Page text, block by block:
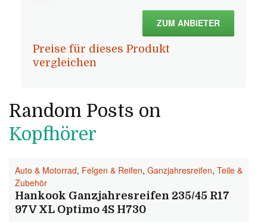
ZUM ANBIETER
Preise für dieses Produkt
vergleichen
Random Posts on
Kopfhörer
Auto & Motorrad, Felgen & Reifen, Ganzjahresreifen, Teile &
Zubehör
Hankook Ganzjahresreifen 235/45 R17
97V XL Optimo 4S H730